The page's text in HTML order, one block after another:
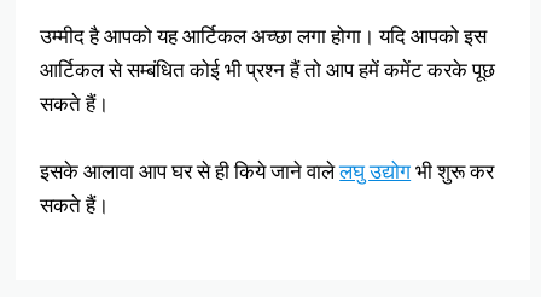
उम्मीद है आपको यह आर्टिकल अच्छा लगा होगा। यदि आपको इस
आर्टिकल से सम्बंधित कोई भी प्रश्न हैं तो आप हमें कमेंट करके पूछ
सकते हैं।
इसके आलावा आप घर से ही किये जाने वालेलघु उद्योग भी शुरू कर
सकते हैं।